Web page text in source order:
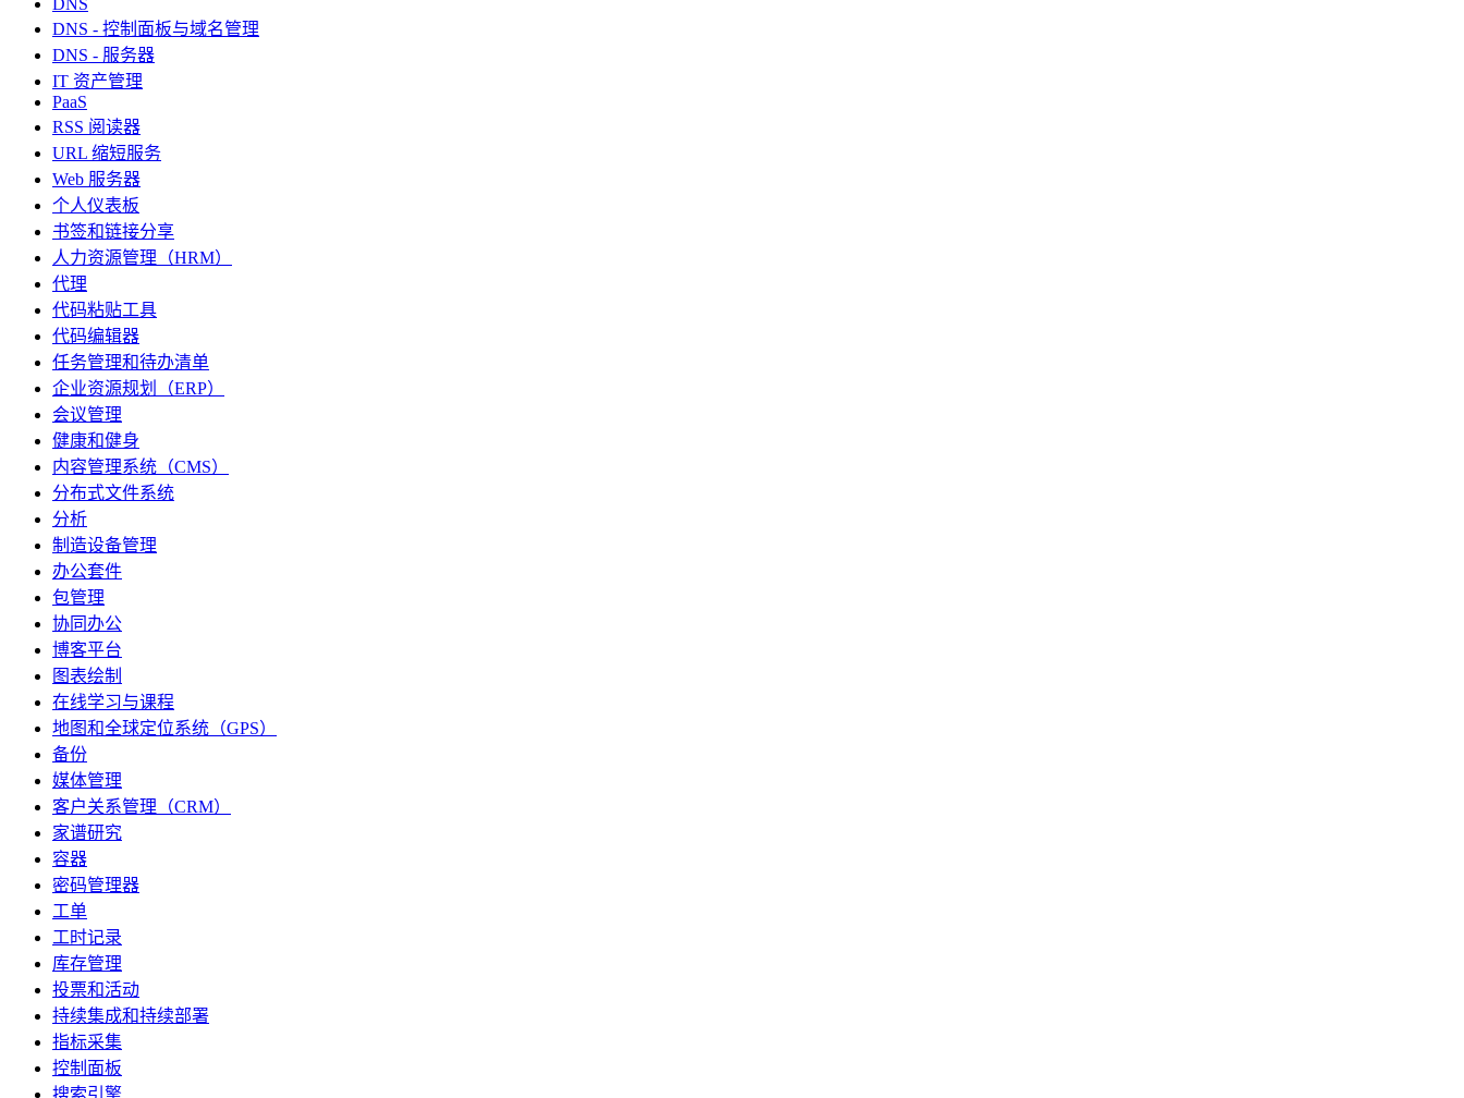
DNS
DNS - 控制面板与域名管理
DNS - 服务器
IT 资产管理
PaaS
RSS 阅读器
URL 缩短服务
Web 服务器
个人仪表板
书签和链接分享
人力资源管理（HRM）
代理
代码粘贴工具
代码编辑器
任务管理和待办清单
企业资源规划（ERP）
会议管理
健康和健身
内容管理系统（CMS）
分布式文件系统
分析
制造设备管理
办公套件
包管理
协同办公
博客平台
图表绘制
在线学习与课程
地图和全球定位系统（GPS）
备份
媒体管理
客户关系管理（CRM）
家谱研究
容器
密码管理器
工单
工时记录
库存管理
投票和活动
持续集成和持续部署
指标采集
控制面板
搜索引擎